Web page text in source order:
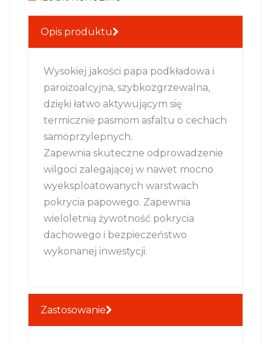
Opis produktu
Wysokiej jakości papa podkładowa i
paroizoalcyjna, szybkozgrzewalna,
dzięki łatwo aktywującym się
termicznie pasmom asfaltu o cechach
samoprzylepnych.
Zapewnia skuteczne odprowadzenie
wilgoci zalegającej w nawet mocno
wyeksploatowanych warstwach
pokrycia papowego. Zapewnia
wieloletnią żywotność pokrycia
dachowego i bezpieczeństwo
wykonanej inwestycji.
Zastosowanie